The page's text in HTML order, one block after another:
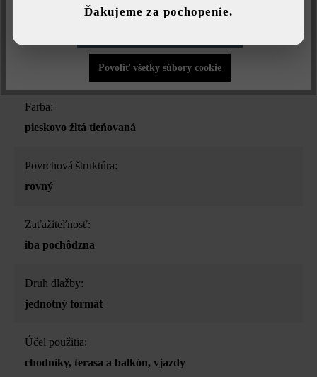
Druh produktu:
betónové platne
Farba:
pieskovo žltá tieňovaná
Povrchová štruktúra:
rovný
Zaťažiteľnosť:
iba pochôdzna
Druh dlažby:
jednotný formát
Účel použitia:
chodníky, terasa a balkón, vjazdy
Povoliť všetky súbory cookie
Ďakujeme za pochopenie.